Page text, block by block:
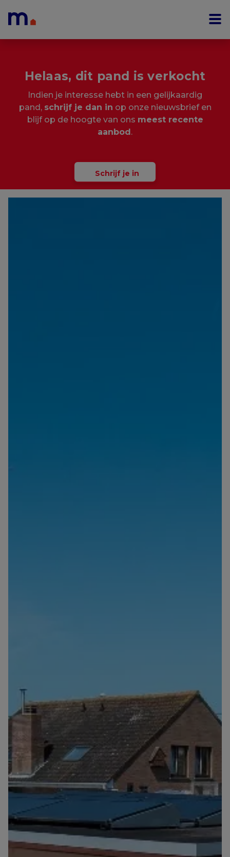
Helaas, dit pand is verkocht
Indien je interesse hebt in een gelijkaardig
pand, schrijf je dan in op onze nieuwsbrief en
blijf op de hoogte van ons meest recente
aanbod.
Schrijf je in